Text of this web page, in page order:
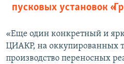
пусковых установок
«Еще один конкретный и
ЦИАКР, на оккупированных
производство переносных